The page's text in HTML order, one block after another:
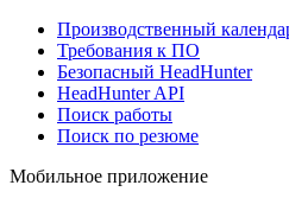
Производственный
Требования к ПО
Безопасный HeadHunter
HeadHunter API
Поиск работы
Поиск по резюме
Мобильное приложение